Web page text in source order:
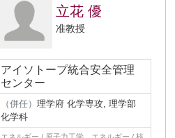
立花 優
准教授
アイソトープ統合安全管理
センター
（併任） 理学府 化学専攻, 理学部
化学科